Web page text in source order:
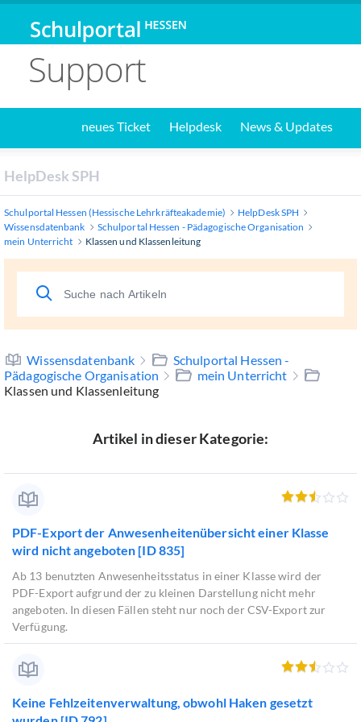
Support
neues Ticket Helpdesk News & Updates
HelpDesk SPH
Schulportal Hessen (Hessische Lehrkräfteakademie)
HelpDesk SPH
Wissensdatenbank
Schulportal Hessen - Pädagogische Organisation
mein Unterricht
Klassen und Klassenleitung
Wissensdatenbank
Schulportal Hessen -
Pädagogische Organisation
mein Unterricht
Klassen und Klassenleitung
Artikel in dieser Kategorie:
PDF-Export der Anwesenheitenübersicht einer Klasse
wird nicht angeboten [ID 835]
Ab 13 benutzten Anwesenheitsstatus in einer Klasse wird der
PDF-Export aufgrund der zu kleinen Darstellung nicht mehr
angeboten. In diesen Fällen steht nur noch der CSV-Export zur
Verfügung.
Keine Fehlzeitenverwaltung, obwohl Haken gesetzt